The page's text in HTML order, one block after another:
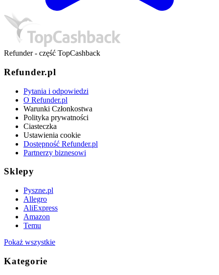
Refunder - część TopCashback
Refunder.pl
Pytania i odpowiedzi
O Refunder.pl
Warunki Członkostwa
Polityka prywatności
Ciasteczka
Ustawienia cookie
Dostępność Refunder.pl
Partnerzy biznesowi
Sklepy
Pyszne.pl
Allegro
AliExpress
Amazon
Temu
Pokaż wszystkie
Kategorie